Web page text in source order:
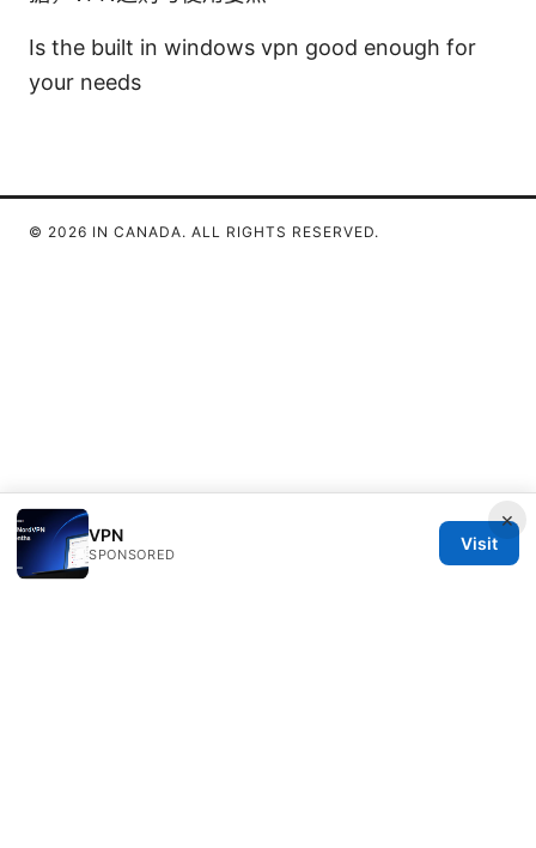
Is the built in windows vpn good enough for
your needs
×
VPN
SPONSORED
Visit
© 2026 IN CANADA. ALL RIGHTS RESERVED.